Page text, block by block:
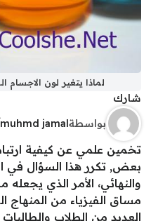
لماذا يتغير لون الاجسام
شارك
بواسطةmuhmd jamal
تخمين علمي عن كيفية
بعض, تكرر هذا السؤال في
والنهائي، الأمر الذي
مساق الفيزياء من المنهاج
العديد من الطلاب